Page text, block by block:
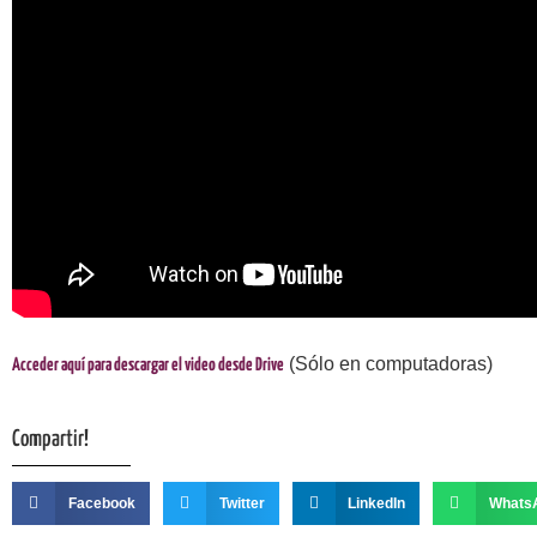
Acceder aquí para descargar el video desde Drive (Sólo en computadoras)
Compartir!
Facebook Twitter LinkedIn